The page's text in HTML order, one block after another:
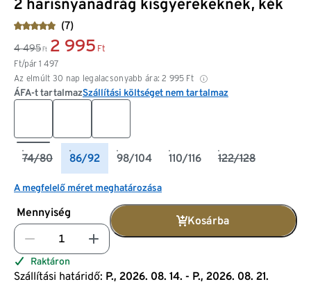
2 harisnyanadrág kisgyerekeknek, kék
(7)
4 495 Ft 2 995 Ft
Ft/pár 1 497
Az elmúlt 30 nap legalacsonyabb ára: 2 995 Ft
ÁFA-t tartalmazSzállítási költséget nem tartalmaz
74/80 86/92 98/104 110/116 122/128
A megfelelő méret meghatározása
Mennyiség
Kosárba
Raktáron
Szállítási határidő: P., 2026. 08. 14. - P., 2026. 08. 21.